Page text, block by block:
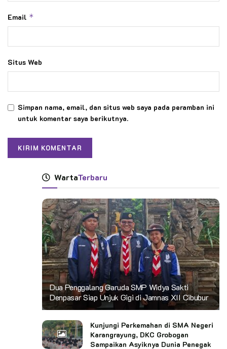
Email *
Situs Web
Simpan nama, email, dan situs web saya pada peramban ini
untuk komentar saya berikutnya.
WartaTerbaru
Dua Penggalang Garuda SMP Widya Sakti
Denpasar Siap Unjuk Gigi di Jamnas XII Cibubur
Kunjungi Perkemahan di SMA Negeri
Karangrayung, DKC Grobogan
Sampaikan Asyiknya Dunia Penegak